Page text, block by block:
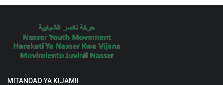
MITANDAO YA KIJAMII